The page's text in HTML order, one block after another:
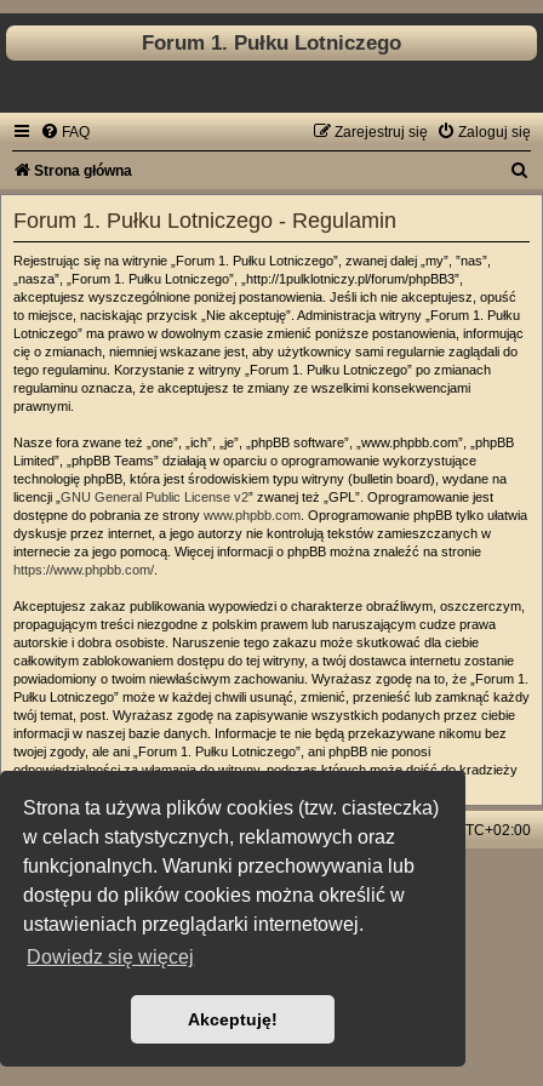
Strona ta używa plików cookies (tzw. ciasteczka)
w celach statystycznych, reklamowych oraz
funkcjonalnych. Warunki przechowywania lub
dostępu do plików cookies można określić w
ustawieniach przeglądarki internetowej.
Dowiedz się więcej
Akceptuję!
Forum 1. Pułku Lotniczego
FAQ Zaloguj się
Zarejestruj się
Strona główna
Forum 1. Pułku Lotniczego - Regulamin
Rejestrując się na witrynie „Forum 1. Pułku Lotniczego”, zwanej dalej „my”, ”nas”,
„nasza”, „Forum 1. Pułku Lotniczego”, „http://1pulklotniczy.pl/forum/phpBB3”,
akceptujesz wyszczególnione poniżej postanowienia. Jeśli ich nie akceptujesz, opuść
to miejsce, naciskając przycisk „Nie akceptuję”. Administracja witryny „Forum 1. Pułku
Lotniczego” ma prawo w dowolnym czasie zmienić poniższe postanowienia, informując
cię o zmianach, niemniej wskazane jest, aby użytkownicy sami regularnie zaglądali do
tego regulaminu. Korzystanie z witryny „Forum 1. Pułku Lotniczego” po zmianach
regulaminu oznacza, że akceptujesz te zmiany ze wszelkimi konsekwencjami
prawnymi.
Nasze fora zwane też „one”, „ich”, „je”, „phpBB software”, „www.phpbb.com”, „phpBB
Limited”, „phpBB Teams” działają w oparciu o oprogramowanie wykorzystujące
technologię phpBB, która jest środowiskiem typu witryny (bulletin board), wydane na
licencji „ GNU General Public License v2” zwanej też „GPL”. Oprogramowanie jest
dostępne do pobrania ze strony www.phpbb.com . Oprogramowanie phpBB tylko ułatwia
dyskusje przez internet, a jego autorzy nie kontrolują tekstów zamieszczanych w
internecie za jego pomocą. Więcej informacji o phpBB można znaleźć na stronie
https://www.phpbb.com/
Akceptujesz zakaz publikowania wypowiedzi o charakterze obraźliwym, oszczerczym,
propagującym treści niezgodne z polskim prawem lub naruszającym cudze prawa
autorskie i dobra osobiste. Naruszenie tego zakazu może skutkować dla ciebie
całkowitym zablokowaniem dostępu do tej witryny, a twój dostawca internetu zostanie
powiadomiony o twoim niewłaściwym zachowaniu. Wyrażasz zgodę na to, że „Forum 1.
Pułku Lotniczego” może w każdej chwili usunąć, zmienić, przenieść lub zamknąć każdy
twój temat, post. Wyrażasz zgodę na zapisywanie wszystkich podanych przez ciebie
informacji w naszej bazie danych. Informacje te nie będą przekazywane nikomu bez
twojej zgody, ale ani „Forum 1. Pułku Lotniczego”, ani phpBB nie ponosi
odpowiedzialności za włamania do witryny, podczas których może dojść do kradzieży
Strona główna Strefa czasowa UTC+02:00
Usuń ciasteczka witryny
Technologię dostarcza phpBB® Forum Software © phpBB Limited
Polski pakiet językowy dostarczaphpBB.pl
Zasady ochrony danych osobowych |Regulamin